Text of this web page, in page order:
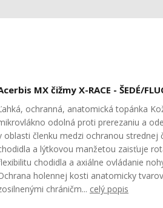
MX čižmy X-RACE - ŠEDÉ/
ochranná, anatomická topánka
odolná proti prerezaniu a
oblasti členku medzi ochranou strednej
a lýtkovou manžetou zaisťuje
chodidla a axiálne ovládanie
holennej kosti anatomicky
chráničm... celý popis